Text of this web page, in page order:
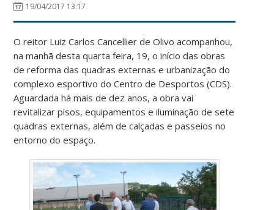
19/04/2017 13:17
O reitor Luiz Carlos Cancellier de Olivo acompanhou,
na manhã desta quarta feira, 19, o início das obras
de reforma das quadras externas e urbanização do
complexo esportivo do Centro de Desportos (CDS).
Aguardada há mais de dez anos, a obra vai
revitalizar pisos, equipamentos e iluminação de sete
quadras externas, além de calçadas e passeios no
entorno do espaço.